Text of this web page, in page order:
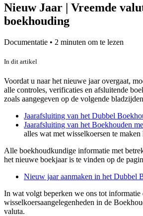
Nieuw Jaar | Vreemde
boekhouding
Documentatie • 2 minuten om te lezen
In dit artikel
Voordat u naar het nieuwe jaar overgaat,
alle controles, verificaties en afsluitende
zoals aangegeven op de volgende bladzijden
Jaarafsluiting van het Dubbel
Jaarafsluiting van het Boekhouden
alles wat met wisselkoersen te maken
Alle boekhoudkundige informatie met
het nieuwe boekjaar is te vinden op de
Nieuw jaar aanmaken in het Dubbel
In wat volgt beperken we ons tot informatie
wisselkoersaangelegenheden in de
valuta.